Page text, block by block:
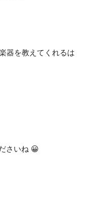
器を教えてくれるは
さいね 😀